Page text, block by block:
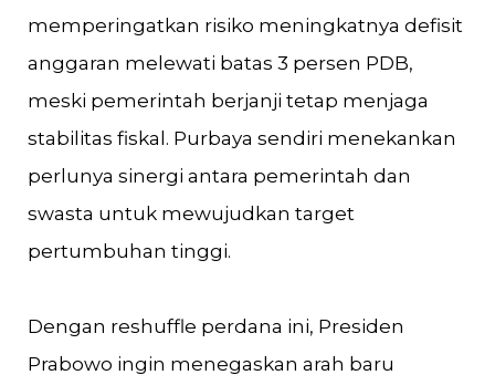
memperingatkan risiko meningkatnya defisit
anggaran melewati batas 3 persen PDB,
meski pemerintah berjanji tetap menjaga
stabilitas fiskal. Purbaya sendiri menekankan
perlunya sinergi antara pemerintah dan
swasta untuk mewujudkan target
pertumbuhan tinggi.
Dengan reshuffle perdana ini, Presiden
Prabowo ingin menegaskan arah baru